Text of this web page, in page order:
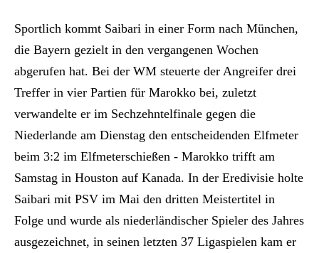
Sportlich kommt Saibari in einer Form nach München,
die Bayern gezielt in den vergangenen Wochen
abgerufen hat. Bei der WM steuerte der Angreifer drei
Treffer in vier Partien für Marokko bei, zuletzt
verwandelte er im Sechzehntelfinale gegen die
Niederlande am Dienstag den entscheidenden Elfmeter
beim 3:2 im Elfmeterschießen - Marokko trifft am
Samstag in Houston auf Kanada. In der Eredivisie holte
Saibari mit PSV im Mai den dritten Meistertitel in
Folge und wurde als niederländischer Spieler des Jahres
ausgezeichnet, in seinen letzten 37 Ligaspielen kam er